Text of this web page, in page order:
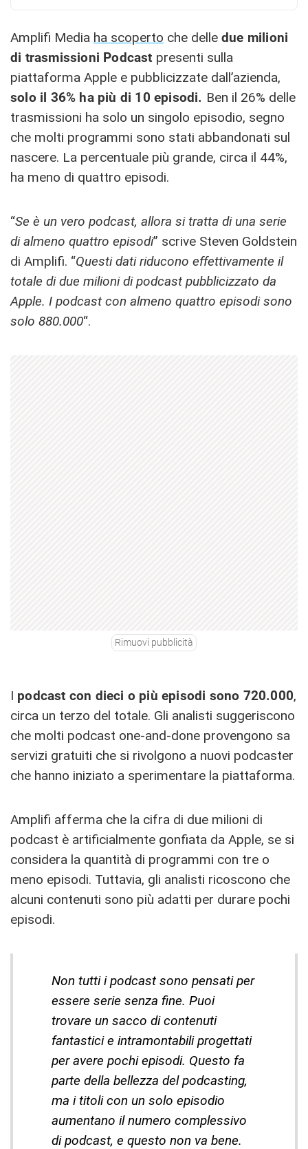
Amplifi Media ha scoperto che delle due milioni
di trasmissioni Podcast presenti sulla
piattaforma Apple e pubblicizzate dall’azienda,
solo il 36% ha più di 10 episodi. Ben il 26% delle
trasmissioni ha solo un singolo episodio, segno
che molti programmi sono stati abbandonati sul
nascere. La percentuale più grande, circa il 44%,
ha meno di quattro episodi.
“Se è un vero podcast, allora si tratta di una serie
di almeno quattro episodi” scrive Steven Goldstein
di Amplifi. “Questi dati riducono effettivamente il
totale di due milioni di podcast pubblicizzato da
Apple. I podcast con almeno quattro episodi sono
solo 880.000“.
Rimuovi pubblicità
I podcast con dieci o più episodi sono 720.000,
circa un terzo del totale. Gli analisti suggeriscono
che molti podcast one-and-done provengono sa
servizi gratuiti che si rivolgono a nuovi podcaster
che hanno iniziato a sperimentare la piattaforma.
Amplifi afferma che la cifra di due milioni di
podcast è artificialmente gonfiata da Apple, se si
considera la quantità di programmi con tre o
meno episodi. Tuttavia, gli analisti ricoscono che
alcuni contenuti sono più adatti per durare pochi
episodi.
Non tutti i podcast sono pensati per
essere serie senza fine. Puoi
trovare un sacco di contenuti
fantastici e intramontabili progettati
per avere pochi episodi. Questo fa
parte della bellezza del podcasting,
ma i titoli con un solo episodio
aumentano il numero complessivo
di podcast, e questo non va bene.